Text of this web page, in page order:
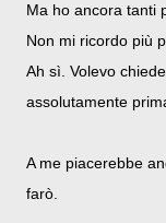
Ma ho ancora tanti
Non mi ricordo più
Ah sì. Volevo
assolutamente
A me piacerebbe
farò.